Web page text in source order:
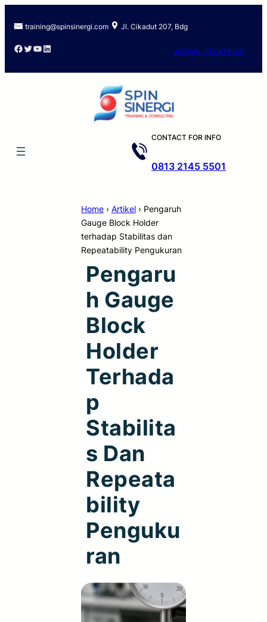
training@spinsinergi.com Jl. Cikadut 207, Bdg
Facebook Twitter YouTube LinkedIn JADWAL PELATIHAN
CONTACT FOR INFO
0813 2145 5501
Home › Artikel › Pengaruh
Gauge Block Holder
terhadap Stabilitas dan
Repeatability Pengukuran
Pengaru
H Gauge
Block
Holder
Terhada
P
Stabilita
S Dan
Repeata
Bility
Penguku
Ran